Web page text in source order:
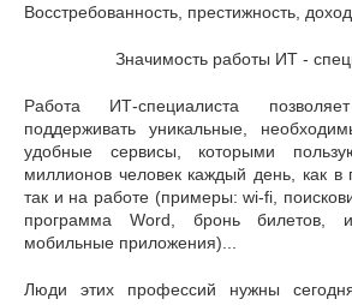
Восстребованность, престижность, доход
Значимость работы ИТ -
Работа ИТ-специалиста
поддерживать уникальные,
удобные сервисы, которыми
миллионов человек каждый день, как в
так и на работе (примеры: wi-fi,
программа Word, бронь билетов,
мобильные приложения)...
Люди этих профессий нужны